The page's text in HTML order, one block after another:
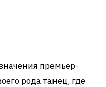
премьер-
рода танец, где